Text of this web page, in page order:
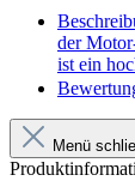
der
ist ein
Menü